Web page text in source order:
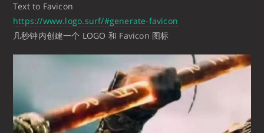
Text to Favicon
https://www.logo.surf/#generate-favicon
几秒钟内创建一个 LOGO 和 Favicon 图标